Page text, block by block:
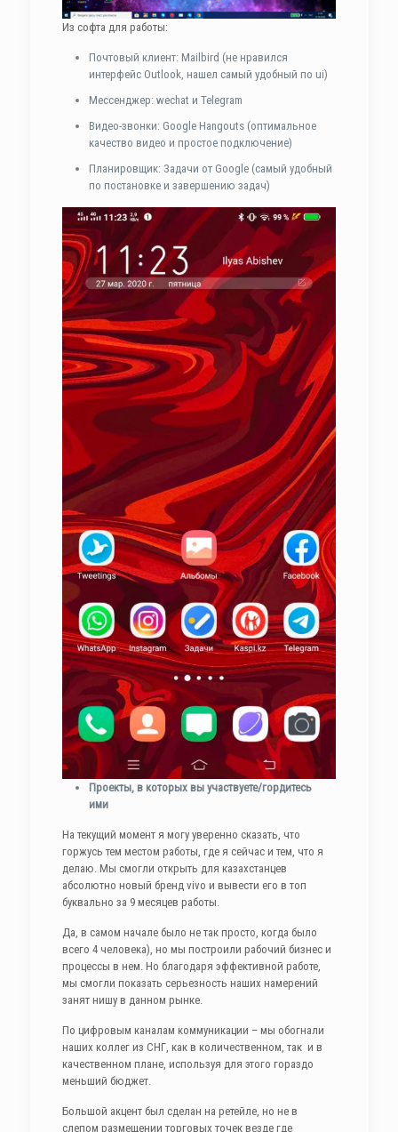
Из софта для работы:
Почтовый клиент: Mailbird (не нравился
интерфейс Outlook, нашел самый удобный по ui)
Мессенджер: wechat и Telegram
Видео-звонки: Google Hangouts (оптимальное
качество видео и простое подключение)
Планировщик: Задачи от Google (самый удобный
по постановке и завершению задач)
Проекты, в которых вы участвуете/гордитесь
ими
На текущий момент я могу уверенно сказать, что
горжусь тем местом работы, где я сейчас и тем, что я
делаю. Мы смогли открыть для казахстанцев
абсолютно новый бренд vivo и вывести его в топ
буквально за 9 месяцев работы.
Да, в самом начале было не так просто, когда было
всего 4 человека), но мы построили рабочий бизнес и
процессы в нем. Но благодаря эффективной работе,
мы смогли показать серьезность наших намерений
занят нишу в данном рынке.
По цифровым каналам коммуникации – мы обогнали
наших коллег из СНГ, как в количественном, так и в
качественном плане, используя для этого гораздо
меньший бюджет.
Большой акцент был сделан на ретейле, но не в
слепом размещении торговых точек везде где